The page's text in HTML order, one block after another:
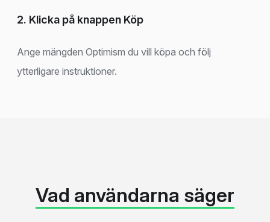
2. Klicka på knappen Köp
Ange mängden Optimism du vill köpa och följ
ytterligare instruktioner.
Vad användarna säger